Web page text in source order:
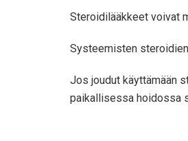
Steroidilääkkeet voivat
Systeemisten
Jos joudut käyttämään
paikallisessa hoidossa